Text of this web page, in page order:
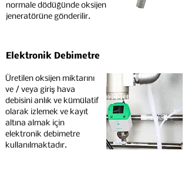
normale dödüğünde oksijen
jeneratörüne gönderilir.
Elektronik Debimetre
Üretilen oksijen miktarını
ve / veya giriş hava
debisini anlık ve kümülatif
olarak izlemek ve kayıt
altına almak için
elektronik debimetre
kullanılmaktadır.